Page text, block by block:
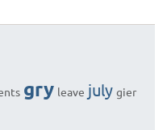
gry leave july gier